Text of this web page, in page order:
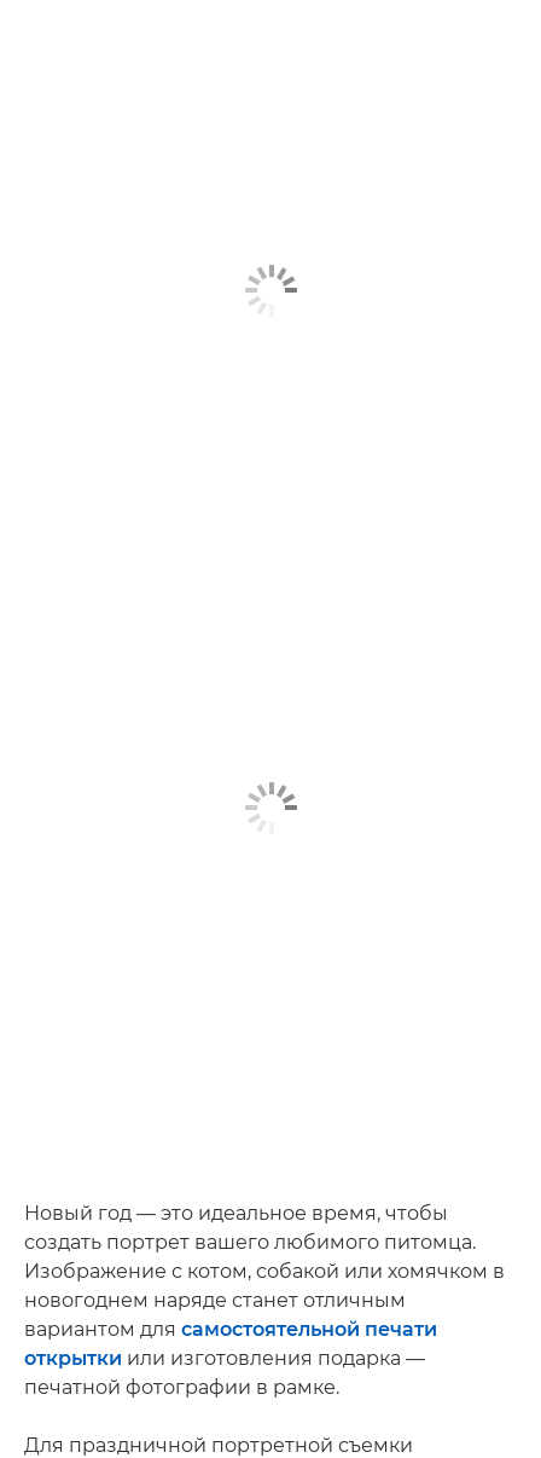
Новый год — это идеальное время, чтобы
создать портрет вашего любимого питомца.
Изображение с котом, собакой или хомячком в
новогоднем наряде станет отличным
вариантом для самостоятельной печати
открытки или изготовления подарка —
печатной фотографии в рамке.
Для праздничной портретной съемки